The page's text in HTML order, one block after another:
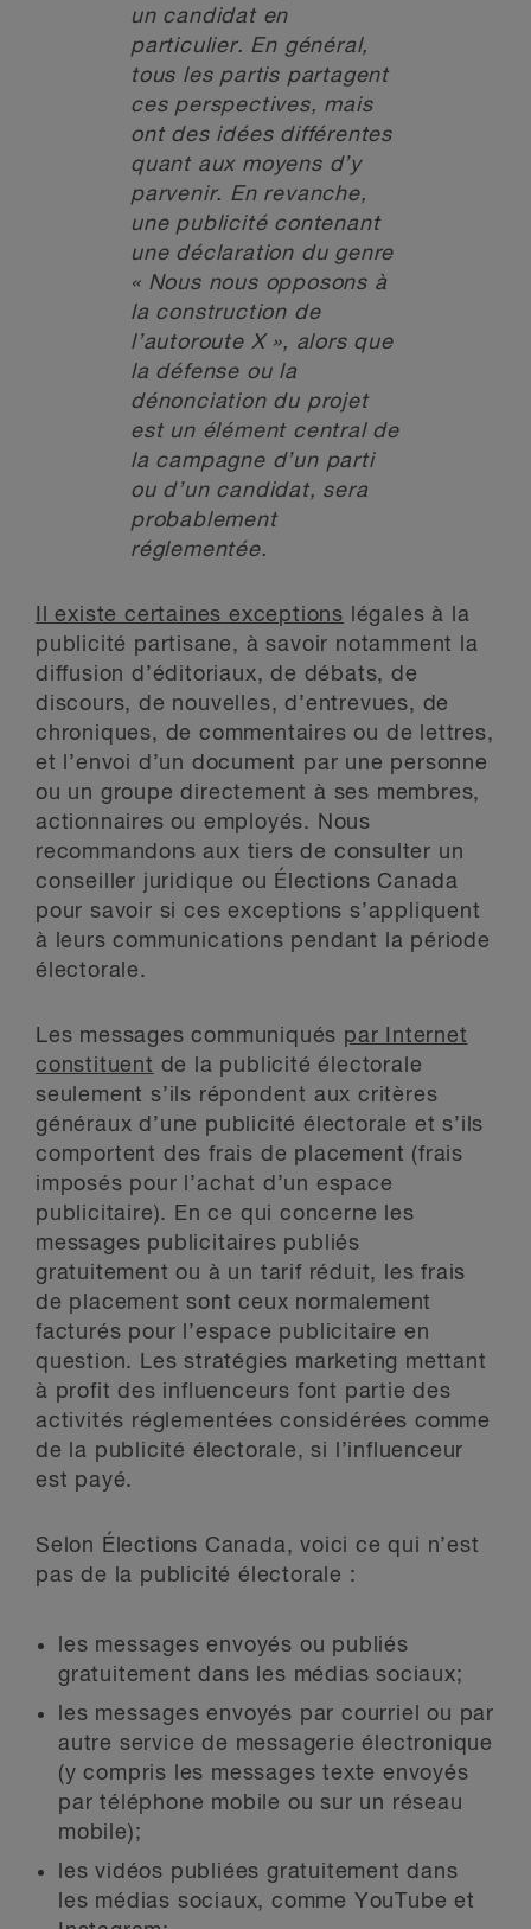
un candidat en
particulier. En général,
tous les partis partagent
ces perspectives, mais
ont des idées différentes
quant aux moyens d’y
parvenir. En revanche,
une publicité contenant
une déclaration du genre
« Nous nous opposons à
la construction de
l’autoroute X », alors que
la défense ou la
dénonciation du projet
est un élément central de
la campagne d’un parti
ou d’un candidat, sera
probablement
réglementée.
Il existe certaines exceptions légales à la
publicité partisane, à savoir notamment la
diffusion d’éditoriaux, de débats, de
discours, de nouvelles, d’entrevues, de
chroniques, de commentaires ou de lettres,
et l’envoi d’un document par une personne
ou un groupe directement à ses membres,
actionnaires ou employés. Nous
recommandons aux tiers de consulter un
conseiller juridique ou Élections Canada
pour savoir si ces exceptions s’appliquent
à leurs communications pendant la période
électorale.
Les messages communiqués par Internet
constituent de la publicité électorale
seulement s’ils répondent aux critères
généraux d’une publicité électorale et s’ils
comportent des frais de placement (frais
imposés pour l’achat d’un espace
publicitaire). En ce qui concerne les
messages publicitaires publiés
gratuitement ou à un tarif réduit, les frais
de placement sont ceux normalement
facturés pour l’espace publicitaire en
question. Les stratégies marketing mettant
à profit des influenceurs font partie des
activités réglementées considérées comme
de la publicité électorale, si l’influenceur
est payé.
Selon Élections Canada, voici ce qui n’est
pas de la publicité électorale :
les messages envoyés ou publiés
gratuitement dans les médias sociaux;
les messages envoyés par courriel ou par
autre service de messagerie électronique
(y compris les messages texte envoyés
par téléphone mobile ou sur un réseau
mobile);
les vidéos publiées gratuitement dans
les médias sociaux, comme YouTube et